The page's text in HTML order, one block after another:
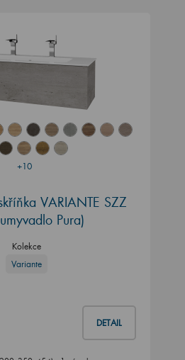
+10
VARIANTE SZZ
Pura)
Kolekce
Variante
DETAIL